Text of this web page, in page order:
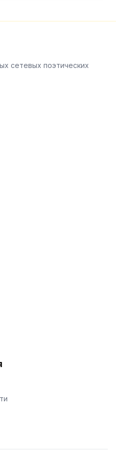
сетевых поэтических